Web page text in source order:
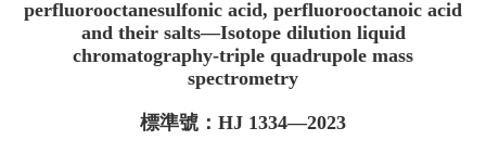
perfluorooctanesulfonic acid, perfluorooctanoic acid
and their salts—Isotope dilution liquid
chromatography-triple quadrupole mass
spectrometry
標準號：HJ 1334—2023